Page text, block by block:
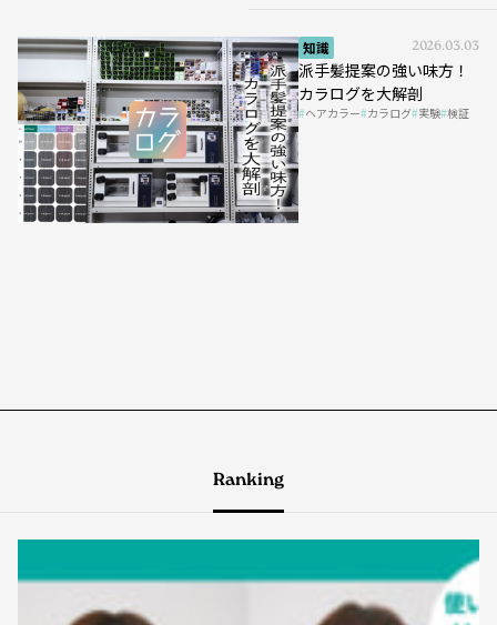
知識 2026.03.03
派手髪提案の強い味方！
カラログを大解剖
ヘアカラー カラログ 実験 検証
Ranking